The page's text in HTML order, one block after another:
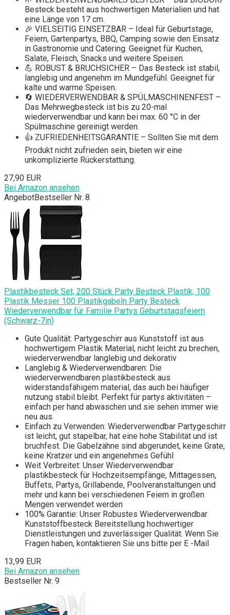
Besteck besteht aus hochwertigen Materialien und hat
eine Länge von 17 cm.
🎉 VIELSEITIG EINSETZBAR – Ideal für Geburtstage,
Feiern, Gartenpartys, BBQ, Camping sowie den Einsatz
in Gastronomie und Catering. Geeignet für Kuchen,
Salate, Fleisch, Snacks und weitere Speisen.
💪 ROBUST & BRUCHSICHER – Das Besteck ist stabil,
langlebig und angenehm im Mundgefühl. Geeignet für
kalte und warme Speisen.
🔄 WIEDERVERWENDBAR & SPÜLMASCHINENFEST –
Das Mehrwegbesteck ist bis zu 20-mal
wiederverwendbar und kann bei max. 60 °C in der
Spülmaschine gereinigt werden.
👍 ZUFRIEDENHEITSGARANTIE – Sollten Sie mit dem
Produkt nicht zufrieden sein, bieten wir eine
unkomplizierte Rückerstattung.
27,90 EUR
Bei Amazon ansehen
AngebotBestseller Nr. 8
Plastikbesteck Set, 200 Stück Party Besteck Plastik, 100
Plastik Messer 100 Plastikgabeln Party Besteck
Wiederverwendbar für Familie Partys Geburtstagsfeiern
(Schwarz-7in)
Gute Qualität: Partygeschirr aus Kunststoff ist aus
hochwertigem Plastik Material, nicht leicht zu brechen,
wiederverwendbar langlebig und dekorativ
Langlebig & Wiederverwendbaren: Die
wiederverwendbaren plastikbesteck aus
widerstandsfähigem material, das auch bei häufiger
nutzung stabil bleibt. Perfekt für partys aktivitäten –
einfach per hand abwaschen und sie sehen immer wie
neu aus.
Einfach zu Verwenden: Wiederverwendbar Partygeschirr
ist leicht, gut stapelbar, hat eine hohe Stabilität und ist
bruchfest. Die Gabelzähne sind abgerundet, keine Grate,
keine Kratzer und ein angenehmes Gefühl
Weit Verbreitet: Unser Wiederverwendbar
plastikbesteck für Hochzeitsempfänge, Mittagessen,
Buffets, Partys, Grillabende, Poolveranstaltungen und
mehr und kann bei verschiedenen Feiern in großen
Mengen verwendet werden
100% Garantie: Unser Robustes Wiederverwendbar
Kunststoffbesteck Bereitstellung hochwertiger
Dienstleistungen und zuverlässiger Qualität. Wenn Sie
Fragen haben, kontaktieren Sie uns bitte per E -Mail
13,99 EUR
Bei Amazon ansehen
Bestseller Nr. 9